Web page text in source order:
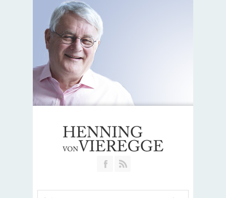
Join our Facebook Group